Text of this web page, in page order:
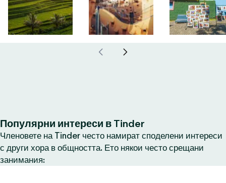
Популярни интереси в Tinder
Членовете на Tinder често намират споделени интереси
с други хора в общността. Ето някои често срещани
занимания: